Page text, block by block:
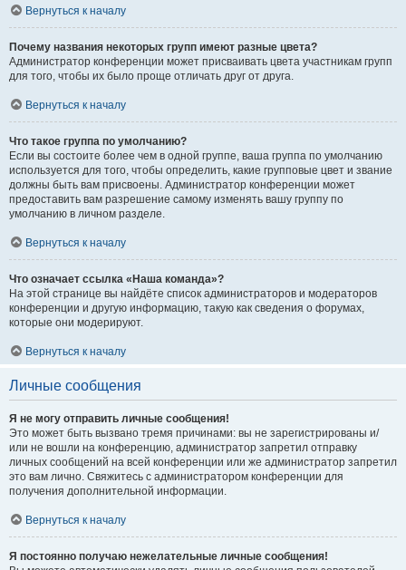
Вернуться к началу
Почему названия некоторых групп имеют разные цвета?
Администратор конференции может присваивать цвета участникам групп
для того, чтобы их было проще отличать друг от друга.
Вернуться к началу
Что такое группа по умолчанию?
Если вы состоите более чем в одной группе, ваша группа по умолчанию
используется для того, чтобы определить, какие групповые цвет и звание
должны быть вам присвоены. Администратор конференции может
предоставить вам разрешение самому изменять вашу группу по
умолчанию в личном разделе.
Вернуться к началу
Что означает ссылка «Наша команда»?
На этой странице вы найдёте список администраторов и модераторов
конференции и другую информацию, такую как сведения о форумах,
которые они модерируют.
Вернуться к началу
Личные сообщения
Я не могу отправить личные сообщения!
Это может быть вызвано тремя причинами: вы не зарегистрированы и/
или не вошли на конференцию, администратор запретил отправку
личных сообщений на всей конференции или же администратор запретил
это вам лично. Свяжитесь с администратором конференции для
получения дополнительной информации.
Вернуться к началу
Я постоянно получаю нежелательные личные сообщения!